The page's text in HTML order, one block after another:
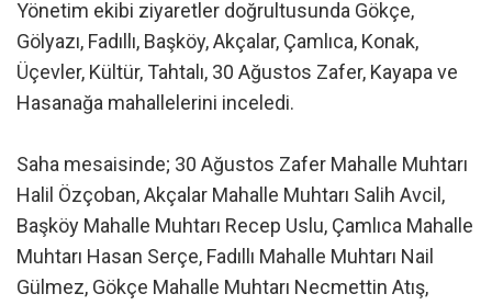
Yönetim ekibi ziyaretler doğrultusunda Gökçe,
Gölyazı, Fadıllı, Başköy, Akçalar, Çamlıca, Konak,
Üçevler, Kültür, Tahtalı, 30 Ağustos Zafer, Kayapa ve
Hasanağa mahallelerini inceledi.
Saha mesaisinde; 30 Ağustos Zafer Mahalle Muhtarı
Halil Özçoban, Akçalar Mahalle Muhtarı Salih Avcil,
Başköy Mahalle Muhtarı Recep Uslu, Çamlıca Mahalle
Muhtarı Hasan Serçe, Fadıllı Mahalle Muhtarı Nail
Gülmez, Gökçe Mahalle Muhtarı Necmettin Atış,